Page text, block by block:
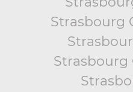
Strasbourg
Strasbourg